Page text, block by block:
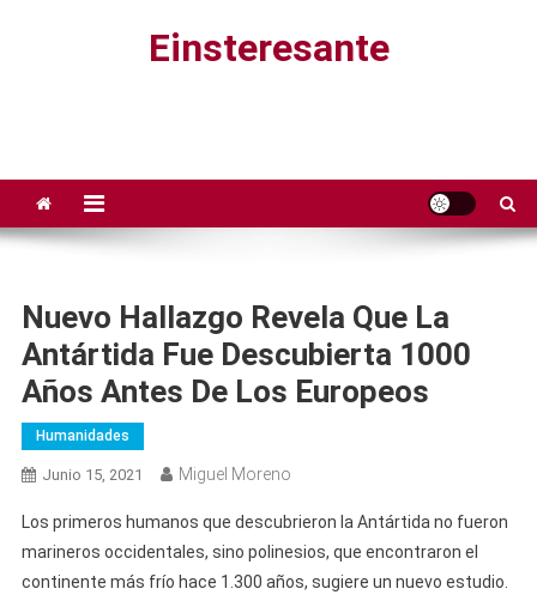
Einsteresante
Nuevo Hallazgo Revela Que La
Antártida Fue Descubierta 1000
Años Antes De Los Europeos
Humanidades
Junio 15, 2021 Miguel Moreno
Los primeros humanos que descubrieron la Antártida no fueron
marineros occidentales, sino polinesios, que encontraron el
continente más frío hace 1.300 años, sugiere un nuevo estudio.